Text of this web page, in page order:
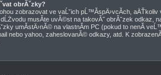
obrĂˇzky?
zobrazovat ve vaĹˇich pĹ™Ă­spÄ›vcĂ­ch,
musĂ­te uvĂ©st na takovĂ˝ obrĂˇzek
umĂ­stÄ›nĂ© na vlastnĂ­m PC (pokud to nenĂ­
nebo yahoo, zaheslovanĂ© odkazy, atd. K